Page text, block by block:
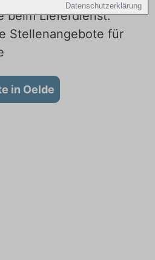
Datenschutzerklärung
beim Lieferdienst:
Stellenangebote für
in Oelde